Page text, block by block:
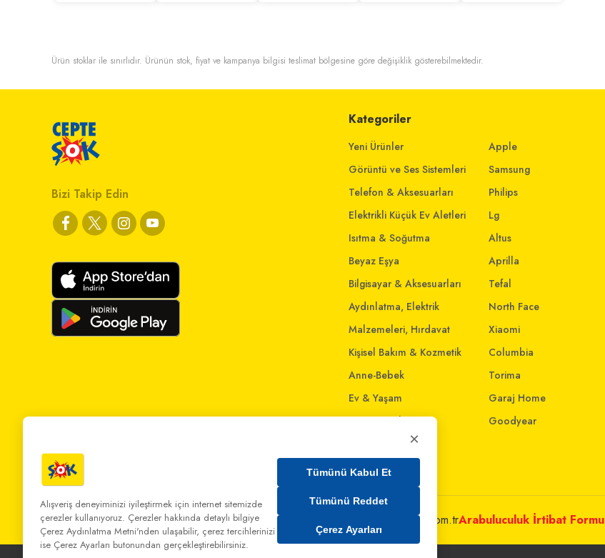
Ürün stoklar ile sınırlıdır. Ürünün stok, fiyat ve kampanya bilgisi teslimat bölgesine göre değişiklik gösterebilmektedir.
Bizi Takip Edin
Kategoriler
Yeni Ürünler
Görüntü ve Ses Sistemleri
Telefon & Aksesuarları
Elektrikli Küçük Ev Aletleri
Isıtma & Soğutma
Beyaz Eşya
Bilgisayar & Aksesuarları
Aydınlatma, Elektrik
Malzemeleri, Hırdavat
Kişisel Bakım & Kozmetik
Anne-Bebek
Ev & Yaşam
Giyim ve Aksesuar
Ev İnterneti
Apple
Samsung
Philips
Lg
Altus
Aprilla
Tefal
North Face
Xiaomi
Columbia
Torima
Garaj Home
Goodyear
Bizi Arayın:0 850 808 00 00Bize Yazın: musterihizmetleri@mim.sokmarket.com.trArabuluculuk İrtibat Formu
×
Alışveriş deneyiminizi iyileştirmek için internet sitemizde
çerezler kullanıyoruz. Çerezler hakkında detaylı bilgiye
Çerez Aydınlatma Metni'nden ulaşabilir, çerez tercihlerinizi
ise Çerez Ayarları butonundan gerçekleştirebilirsiniz.
Tümünü Kabul Et
Tümünü Reddet
Çerez Ayarları